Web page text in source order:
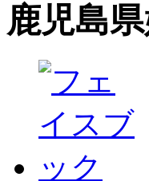
鹿児島